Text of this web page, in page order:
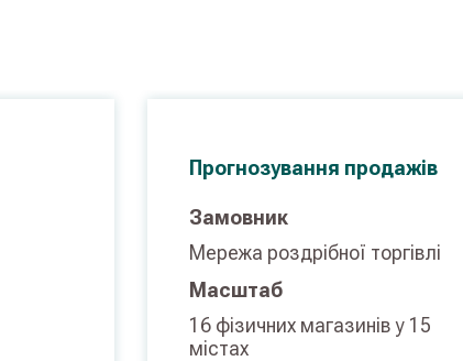
Прогнозування продажів
Замовник
Мережа роздрібної торгівлі
Масштаб
16 фізичних магазинів у 15
містах